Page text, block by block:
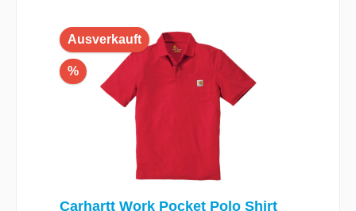
Ausverkauft
%
Carhartt Work Pocket Polo Shirt